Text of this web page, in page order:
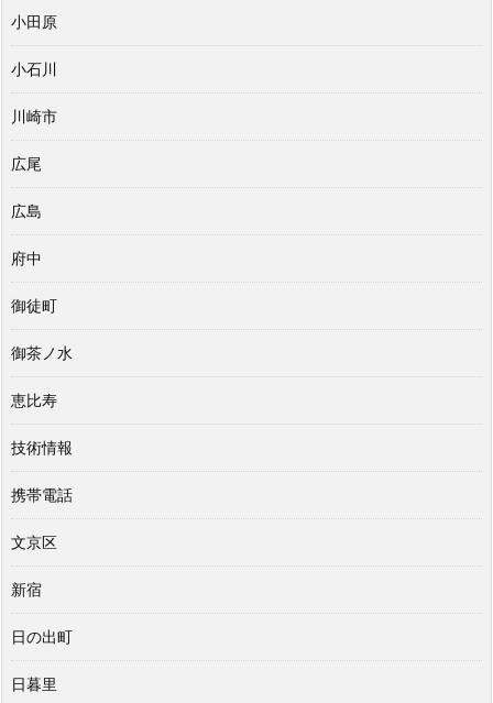
小田原
小石川
川崎市
広尾
広島
府中
御徒町
御茶ノ水
恵比寿
技術情報
携帯電話
文京区
新宿
日の出町
日暮里